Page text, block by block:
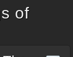
of